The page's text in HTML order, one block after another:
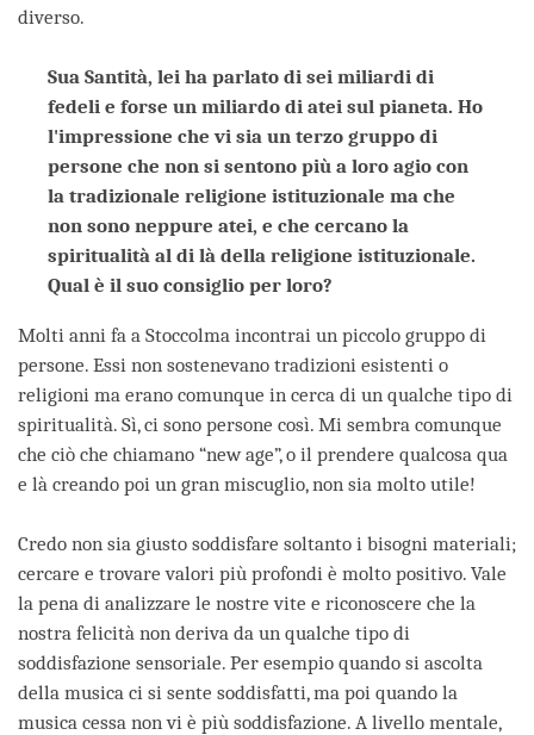
diverso.
Sua Santità, lei ha parlato di sei miliardi di
fedeli e forse un miliardo di atei sul pianeta. Ho
l'impressione che vi sia un terzo gruppo di
persone che non si sentono più a loro agio con
la tradizionale religione istituzionale ma che
non sono neppure atei, e che cercano la
spiritualità al di là della religione istituzionale.
Qual è il suo consiglio per loro?
Molti anni fa a Stoccolma incontrai un piccolo gruppo di
persone. Essi non sostenevano tradizioni esistenti o
religioni ma erano comunque in cerca di un qualche tipo di
spiritualità. Sì, ci sono persone così. Mi sembra comunque
che ciò che chiamano “new age”, o il prendere qualcosa qua
e là creando poi un gran miscuglio, non sia molto utile!
Credo non sia giusto soddisfare soltanto i bisogni materiali;
cercare e trovare valori più profondi è molto positivo. Vale
la pena di analizzare le nostre vite e riconoscere che la
nostra felicità non deriva da un qualche tipo di
soddisfazione sensoriale. Per esempio quando si ascolta
della musica ci si sente soddisfatti, ma poi quando la
musica cessa non vi è più soddisfazione. A livello mentale,